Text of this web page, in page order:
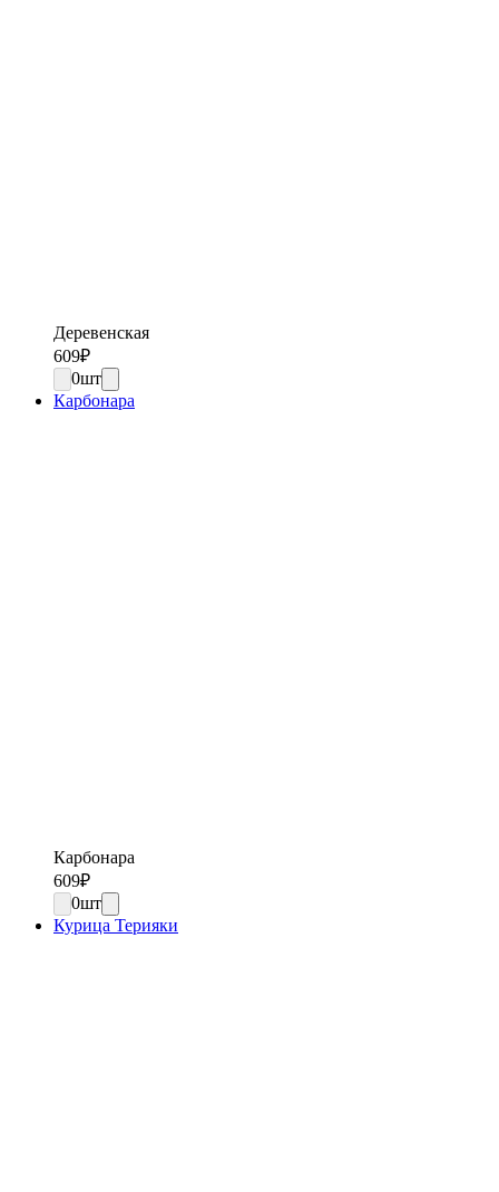
Деревенская
609₽
0шт
Карбонара
Карбонара
609₽
0шт
Курица Терияки